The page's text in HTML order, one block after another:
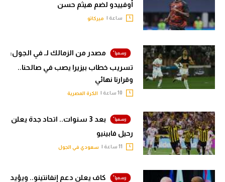
أوفييدو لضم هيثم حسن
ساعة | ميركاتو
مصدر من الزمالك لـ في الجول:
تسريب خطاب بيزيرا يصب في صالحنا..
وقرارنا نهائي
الكرة المصرية
بعد 3 سنوات.. اتحاد جدة يعلن
رحيل فابينيو
سعودي في الجول
كاف يعلن دعم إنفانتينو.. ويؤيد